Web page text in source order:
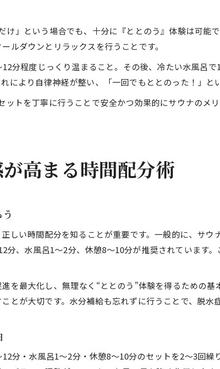
」という場合でも、十分に『ととのう』体験は可能
ルダウンとリラックスを行うことです。
分程度じっくり温まること。その後、冷たい水風呂
により自律神経が整い、「一回でもととのった！」と
トを丁寧に行うことで安全かつ効果的にサウナのメ
高まる時間配分術
しい時間配分を知ることが重要です。一般的に、サ
分、水風呂1〜2分、休憩8〜10分が推奨されています
を最大化し、無理なく“ととのう”体験を得るための
とが大切です。水分補給も忘れずに行うことで、脱水
分・水風呂1〜2分・休憩8〜10分のセットを2〜3回